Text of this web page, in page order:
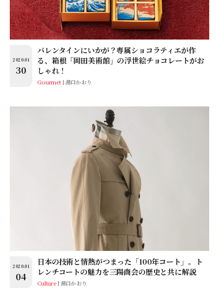
2020.01
30
バレンタインにいかが？専属ショコラティエが作
る、箱根「岡田美術館」の浮世絵チョコレートがお
しゃれ！
Gourmet 湯口かおり
2020.01
04
日本の技術と情熱がつまった「100年コート」。ト
レンチコートの魅力を三陽商会の歴史と共に解説
Culture 湯口かおり